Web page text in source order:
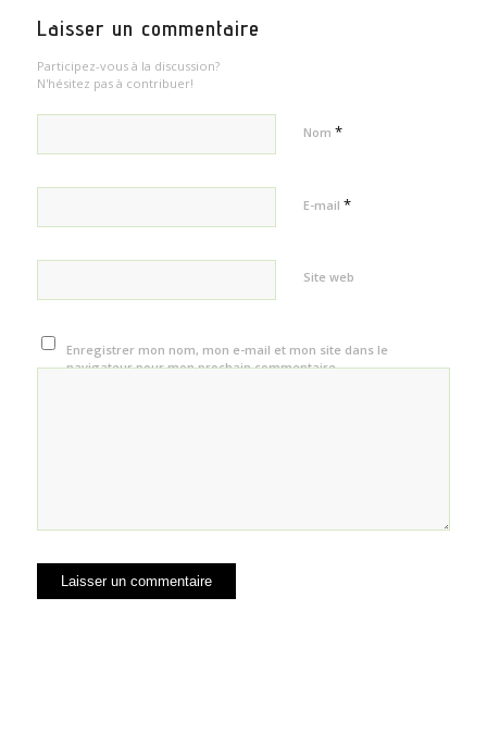
Laisser un commentaire
Participez-vous à la discussion?
N'hésitez pas à contribuer!
Nom *
E-mail *
Site web
Enregistrer mon nom, mon e-mail et mon site dans le
navigateur pour mon prochain commentaire.